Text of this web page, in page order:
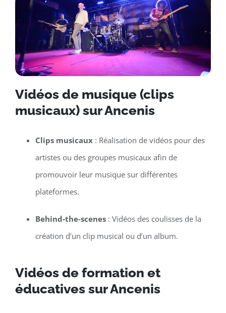
Vidéos de musique (clips
musicaux) sur Ancenis
Clips musicaux: Réalisation de vidéos pour des
artistes ou des groupes musicaux afin de
promouvoir leur musique sur différentes
plateformes.
Behind-the-scenes: Vidéos des coulisses de la
création d’un clip musical ou d’un album.
Vidéos de formation et
éducatives sur Ancenis